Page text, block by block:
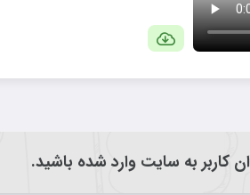
کاربر به سایت وارد شده باشید.